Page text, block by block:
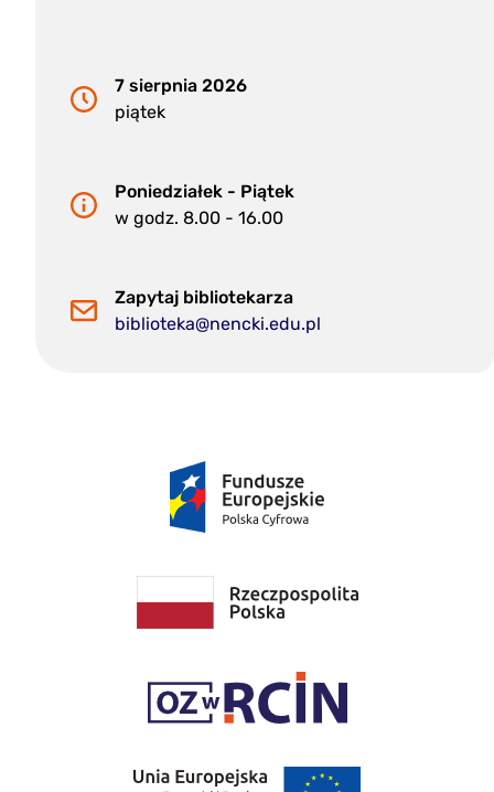
7 sierpnia 2026
piątek
Poniedziałek - Piątek
w godz. 8.00 - 16.00
Zapytaj bibliotekarza
biblioteka@nencki.edu.pl